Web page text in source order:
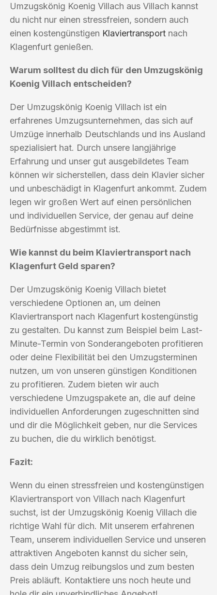
Umzugskönig Koenig Villach aus Villach kannst
du nicht nur einen stressfreien, sondern auch
einen kostengünstigen Klaviertransport nach
Klagenfurt genießen.
Warum solltest du dich für den Umzugskönig
Koenig Villach entscheiden?
Der Umzugskönig Koenig Villach ist ein
erfahrenes Umzugsunternehmen, das sich auf
Umzüge innerhalb Deutschlands und ins Ausland
spezialisiert hat. Durch unsere langjährige
Erfahrung und unser gut ausgebildetes Team
können wir sicherstellen, dass dein Klavier sicher
und unbeschädigt in Klagenfurt ankommt. Zudem
legen wir großen Wert auf einen persönlichen
und individuellen Service, der genau auf deine
Bedürfnisse abgestimmt ist.
Wie kannst du beim Klaviertransport nach
Klagenfurt Geld sparen?
Der Umzugskönig Koenig Villach bietet
verschiedene Optionen an, um deinen
Klaviertransport nach Klagenfurt kostengünstig
zu gestalten. Du kannst zum Beispiel beim Last-
Minute-Termin von Sonderangeboten profitieren
oder deine Flexibilität bei den Umzugsterminen
nutzen, um von unseren günstigen Konditionen
zu profitieren. Zudem bieten wir auch
verschiedene Umzugspakete an, die auf deine
individuellen Anforderungen zugeschnitten sind
und dir die Möglichkeit geben, nur die Services
zu buchen, die du wirklich benötigst.
Fazit:
Wenn du einen stressfreien und kostengünstigen
Klaviertransport von Villach nach Klagenfurt
suchst, ist der Umzugskönig Koenig Villach die
richtige Wahl für dich. Mit unserem erfahrenen
Team, unserem individuellen Service und unseren
attraktiven Angeboten kannst du sicher sein,
dass dein Umzug reibungslos und zum besten
Preis abläuft. Kontaktiere uns noch heute und